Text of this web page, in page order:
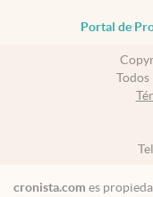
Portal de
Todos
cronista.com es